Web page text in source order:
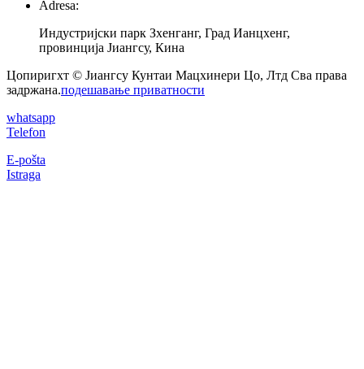
Adresa:
Индустријски парк Зхенганг, Град Ианцхенг,
провинција Јиангсу, Кина
Цопиригхт © Јиангсу Кунтаи Мацхинери Цо, Лтд Сва права
задржана.подешавање приватности
whatsapp
Telefon
E-pošta
Istraga